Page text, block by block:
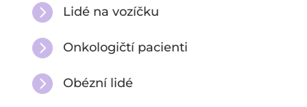
 Lidé na vozíčku
 Onkologičtí pacienti
 Obézní lidé